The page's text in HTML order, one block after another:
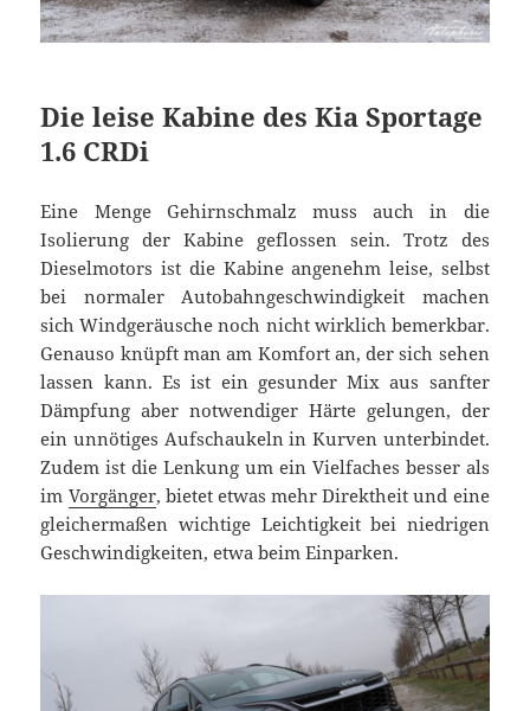
Die leise Kabine des Kia Sportage
1.6 CRDi
Eine Menge Gehirnschmalz muss auch in die
Isolierung der Kabine geflossen sein. Trotz des
Dieselmotors ist die Kabine angenehm leise, selbst
bei normaler Autobahngeschwindigkeit machen
sich Windgeräusche noch nicht wirklich bemerkbar.
Genauso knüpft man am Komfort an, der sich sehen
lassen kann. Es ist ein gesunder Mix aus sanfter
Dämpfung aber notwendiger Härte gelungen, der
ein unnötiges Aufschaukeln in Kurven unterbindet.
Zudem ist die Lenkung um ein Vielfaches besser als
im Vorgänger, bietet etwas mehr Direktheit und eine
gleichermaßen wichtige Leichtigkeit bei niedrigen
Geschwindigkeiten, etwa beim Einparken.